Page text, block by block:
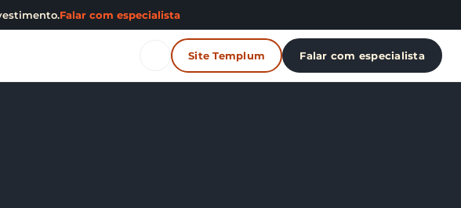
Falar com especialista
Site Templum Falar com especialista